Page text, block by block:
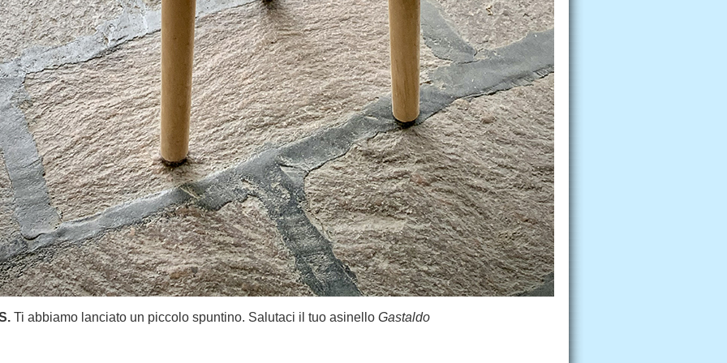
Ti abbiamo lanciato un piccolo spuntino. Salutaci il tuo asinello Gastaldo